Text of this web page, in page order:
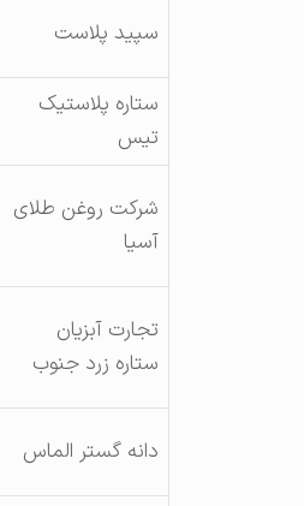
سپید پلاست
ستاره پلاستیک
تیس
شرکت روغن طلای
آسیا
تجارت آبزیان
ستاره زرد جنوب
دانه گستر الماس